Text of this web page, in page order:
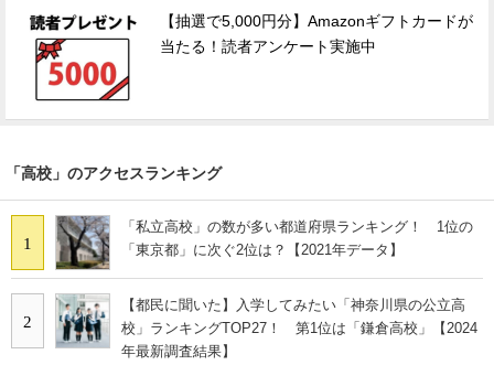
【抽選で5,000円分】Amazonギフトカードが
当たる！読者アンケート実施中
「高校」のアクセスランキング
1
「私立高校」の数が多い都道府県ランキング！ 1位の
「東京都」に次ぐ2位は？【2021年データ】
2
【都民に聞いた】入学してみたい「神奈川県の公立高
校」ランキングTOP27！ 第1位は「鎌倉高校」【2024
年最新調査結果】